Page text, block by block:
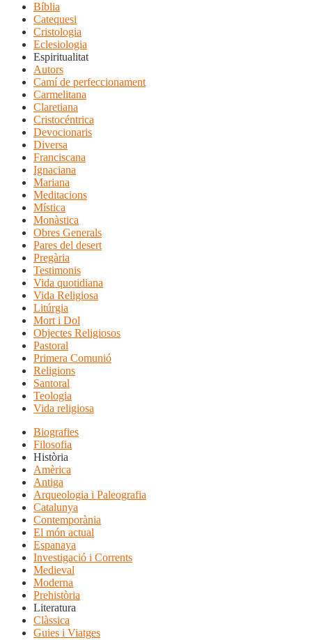
Bíblia
Catequesi
Cristologia
Eclesiologia
Espiritualitat
Autors
Camí de perfeccionament
Carmelitana
Claretiana
Cristocéntrica
Devocionaris
Diversa
Franciscana
Ignaciana
Mariana
Meditacions
Mística
Monàstica
Obres Generals
Pares del desert
Pregària
Testimonis
Vida quotidiana
Vida Religiosa
Litúrgia
Mort i Dol
Objectes Religiosos
Pastoral
Primera Comunió
Religions
Santoral
Teologia
Vida religiosa
Biografies
Filosofia
Història
Amèrica
Antiga
Arqueologia i Paleografia
Catalunya
Contemporània
El món actual
Espanaya
Investigació i Corrents
Medieval
Moderna
Prehistòria
Literatura
Clàssica
Guies i Viatges